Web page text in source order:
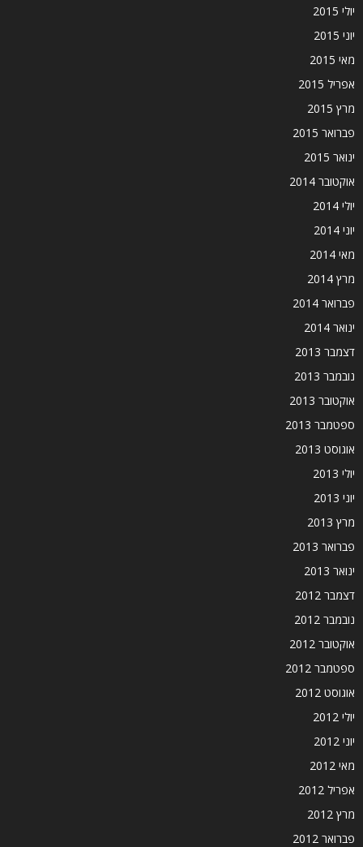
יולי 2015
יוני 2015
מאי 2015
אפריל 2015
מרץ 2015
פברואר 2015
ינואר 2015
אוקטובר 2014
יולי 2014
יוני 2014
מאי 2014
מרץ 2014
פברואר 2014
ינואר 2014
דצמבר 2013
נובמבר 2013
אוקטובר 2013
ספטמבר 2013
אוגוסט 2013
יולי 2013
יוני 2013
מרץ 2013
פברואר 2013
ינואר 2013
דצמבר 2012
נובמבר 2012
אוקטובר 2012
ספטמבר 2012
אוגוסט 2012
יולי 2012
יוני 2012
מאי 2012
אפריל 2012
מרץ 2012
פברואר 2012